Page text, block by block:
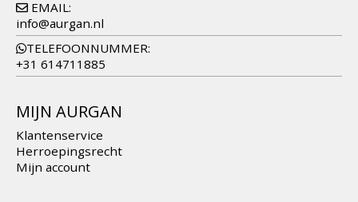
EMAIL:
info@aurgan.nl
TELEFOONNUMMER:
+31 614711885
MIJN AURGAN
Klantenservice
Herroepingsrecht
Mijn account